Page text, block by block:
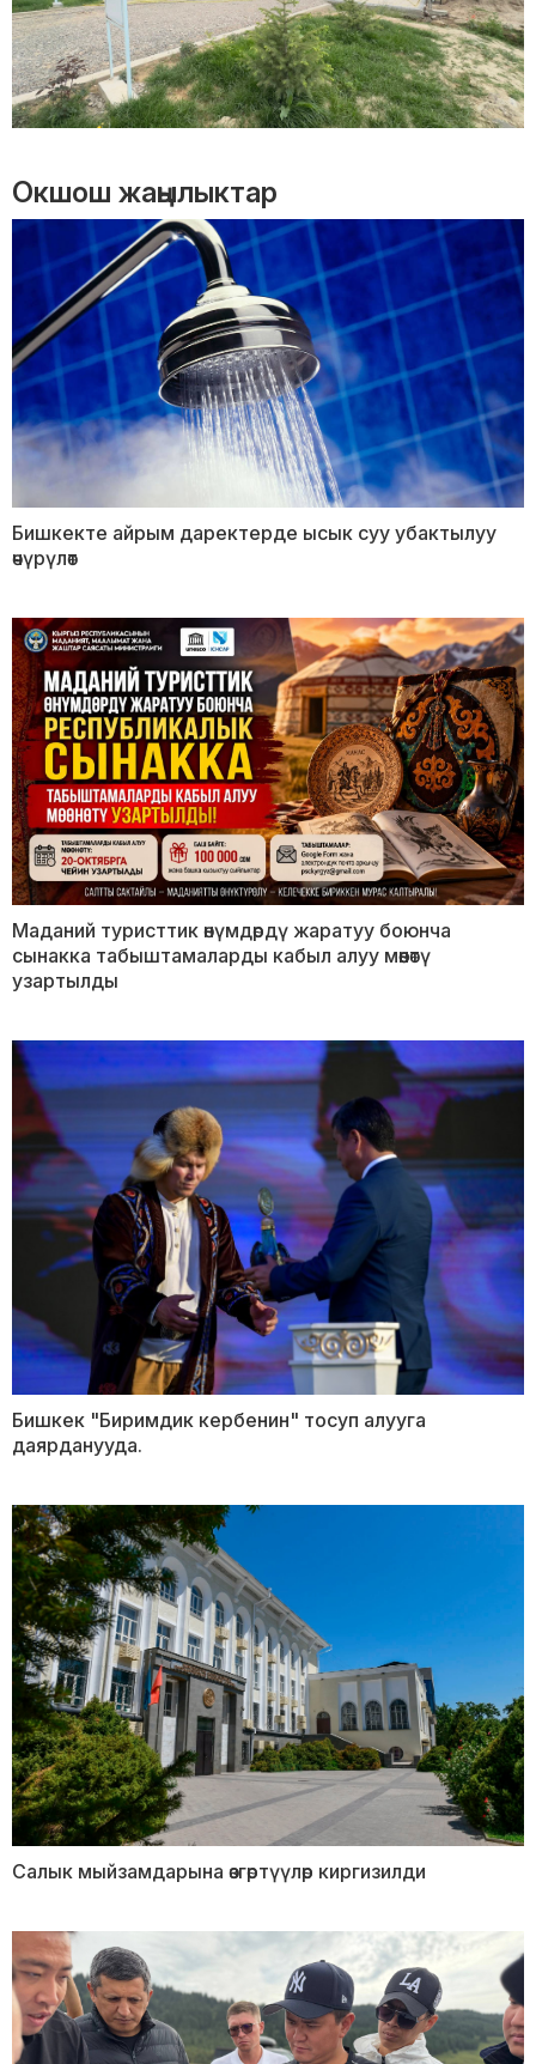
Окшош жаңылыктар
Бишкекте айрым даректерде ысык суу убактылуу
өчүрүлөт
Маданий туристтик өнүмдөрдү жаратуу боюнча
сынакка табыштамаларды кабыл алуу мөөнөтү
узартылды
Бишкек "Биримдик кербенин" тосуп алууга
даярданууда.
Салык мыйзамдарына өзгөртүүлөр киргизилди